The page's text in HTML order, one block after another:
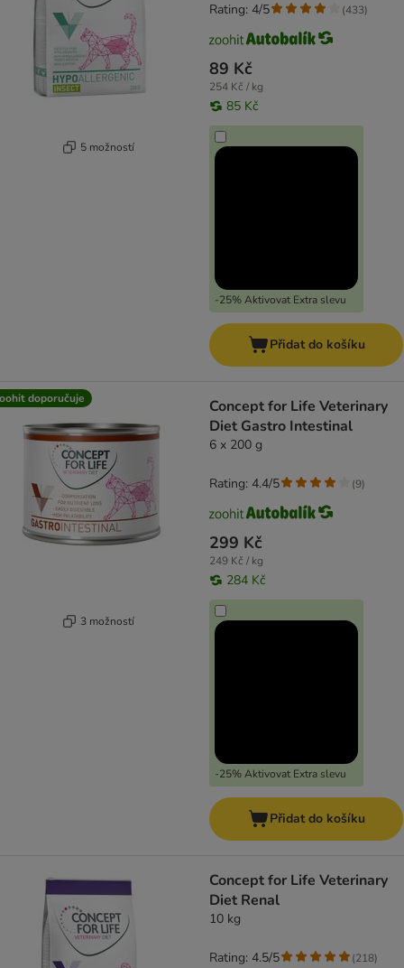
5 možností
89 Kč
254 Kč / kg
85 Kč
-25% Aktivovat Extra slevu
Rating: 4/5 (433)
Přidat do košíku
doporučuje
3 možností
Concept for Life Veterinary
Diet Gastro Intestinal
6 x 200 g
299 Kč
249 Kč / kg
284 Kč
-25% Aktivovat Extra slevu
Rating: 4.4/5 (9)
Přidat do košíku
Concept for Life Veterinary
Diet Renal
10 kg
Rating: 4.5/5 (218)